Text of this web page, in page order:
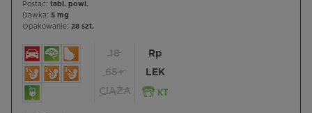
Postać: tabl. powl.
Dawka: 5 mg
Opakowanie: 28 szt.
18
65+
CIĄŻA
Rp
LEK